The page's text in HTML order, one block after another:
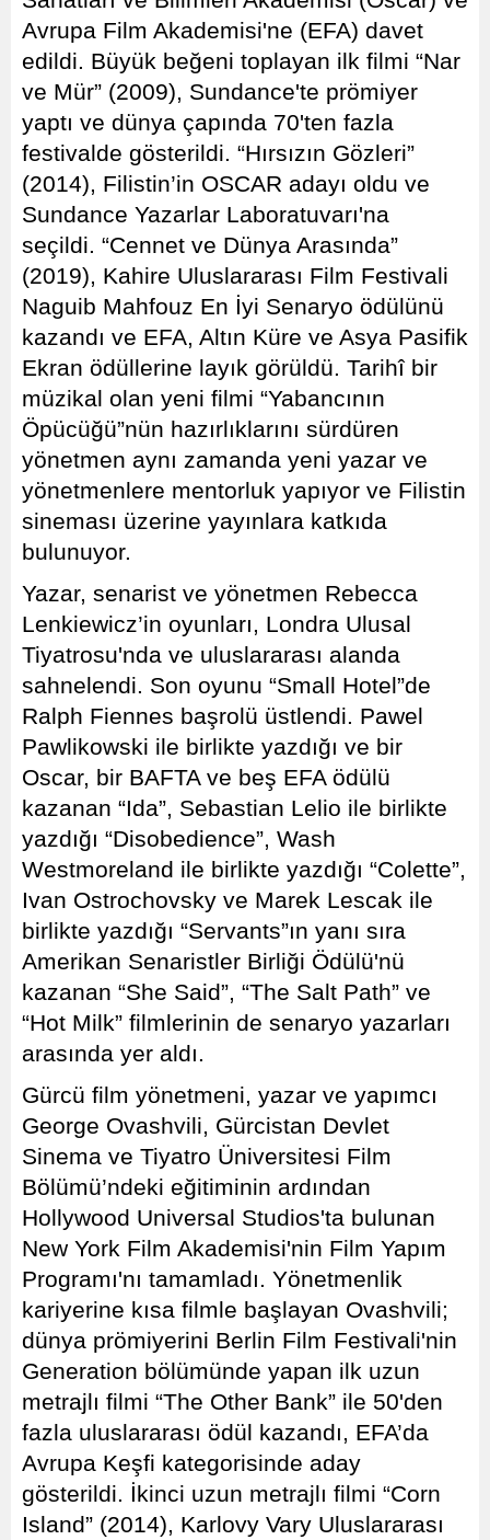
Avrupa Film Akademisi'ne (EFA) davet
edildi. Büyük beğeni toplayan ilk filmi “Nar
ve Mür” (2009), Sundance'te prömiyer
yaptı ve dünya çapında 70'ten fazla
festivalde gösterildi. “Hırsızın Gözleri”
(2014), Filistin’in OSCAR adayı oldu ve
Sundance Yazarlar Laboratuvarı'na
seçildi. “Cennet ve Dünya Arasında”
(2019), Kahire Uluslararası Film Festivali
Naguib Mahfouz En İyi Senaryo ödülünü
kazandı ve EFA, Altın Küre ve Asya Pasifik
Ekran ödüllerine layık görüldü. Tarihî bir
müzikal olan yeni filmi “Yabancının
Öpücüğü”nün hazırlıklarını sürdüren
yönetmen aynı zamanda yeni yazar ve
yönetmenlere mentorluk yapıyor ve Filistin
sineması üzerine yayınlara katkıda
bulunuyor.
Yazar, senarist ve yönetmen Rebecca
Lenkiewicz’in oyunları, Londra Ulusal
Tiyatrosu'nda ve uluslararası alanda
sahnelendi. Son oyunu “Small Hotel”de
Ralph Fiennes başrolü üstlendi. Pawel
Pawlikowski ile birlikte yazdığı ve bir
Oscar, bir BAFTA ve beş EFA ödülü
kazanan “Ida”, Sebastian Lelio ile birlikte
yazdığı “Disobedience”, Wash
Westmoreland ile birlikte yazdığı “Colette”,
Ivan Ostrochovsky ve Marek Lescak ile
birlikte yazdığı “Servants”ın yanı sıra
Amerikan Senaristler Birliği Ödülü'nü
kazanan “She Said”, “The Salt Path” ve
“Hot Milk” filmlerinin de senaryo yazarları
arasında yer aldı.
Gürcü film yönetmeni, yazar ve yapımcı
George Ovashvili, Gürcistan Devlet
Sinema ve Tiyatro Üniversitesi Film
Bölümü’ndeki eğitiminin ardından
Hollywood Universal Studios'ta bulunan
New York Film Akademisi'nin Film Yapım
Programı'nı tamamladı. Yönetmenlik
kariyerine kısa filmle başlayan Ovashvili;
dünya prömiyerini Berlin Film Festivali'nin
Generation bölümünde yapan ilk uzun
metrajlı filmi “The Other Bank” ile 50'den
fazla uluslararası ödül kazandı, EFA’da
Avrupa Keşfi kategorisinde aday
gösterildi. İkinci uzun metrajlı filmi “Corn
Island” (2014), Karlovy Vary Uluslararası